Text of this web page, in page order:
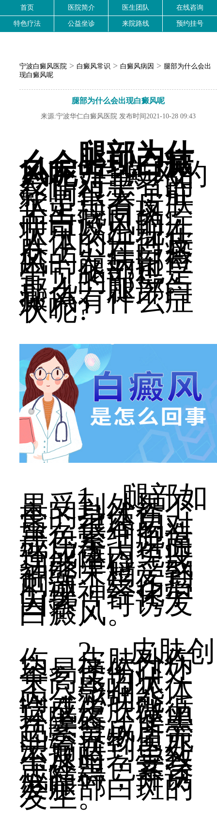
首页 医院简介 医生团队 在线咨询
特色疗法 公益坐诊 来院路线 预约挂号
宁波白癜风医院 > 白癜风常识 > 白癜风病因 > 腿部为什么会出
现白癜风呢
腿部为什么会出现白癜风呢
来源:宁波华仁白癜风医院 发布时间2021-10-28 09:43
腿部为什
么会出现白癜
风呢?白癜风的
发作对患者的
影响很大，症
状是患者皮肤
上出现白斑，
而白癜风的症
状可以出现在
人体的任何皮
肤上。在白癜
风的发病部位
中，腿部也是
常见的部位。
那么、腿部白
癜风有什么症
状呢?
1、腿部如
果受到外界不
良的身体伤
害，很容易对
黑色素细胞造
成伤害，进而
造成体内免疫
功能障碍，或
神经末梢受到
刺激，受伤后
出现神经化学
因素，可诱发
白癜风。
2、 皮肤创
伤。皮肤外伤
容易使伤口处
于高压力状
态，影响人体
内分泌功能，
造成皮肤微循
环障碍，使黑
色素合成所需
的营养物质无
法输送到患处
不及时，导致
患处黑色素合
成障碍，并诱
发腿部白斑的
发生。